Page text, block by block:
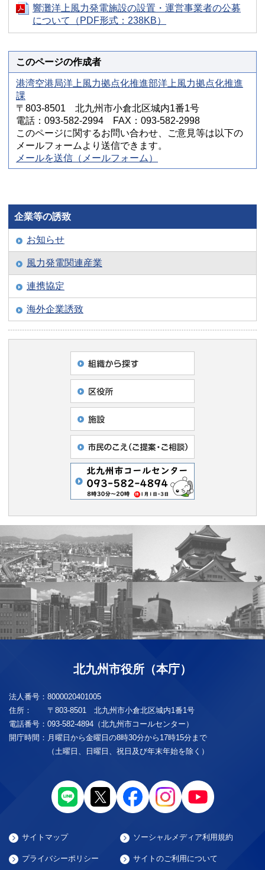
響灘洋上風力発電施設の設置・運営事業者の公募
について（PDF形式：238KB）
このページの作成者
港湾空港局洋上風力拠点化推進部洋上風力拠点化推進
課
〒803-8501 北九州市小倉北区城内1番1号
電話：093-582-2994 FAX：093-582-2998
このページに関するお問い合わせ、ご意見等は以下の
メールフォームより送信できます。
メールを送信（メールフォーム）
企業等の誘致
お知らせ
風力発電関連産業
連携協定
海外企業誘致
北九州市役所（本庁）
法人番号： 8000020401005
住所：
〒803-8501 北九州市小倉北区城内1番1号
電話番号： 093-582-4894（北九州市コールセンター）
開庁時間： 月曜日から金曜日の8時30分から17時15分まで
（土曜日、日曜日、祝日及び年末年始を除く）
サイトマップ ソーシャルメディア利用規約
プライバシーポリシー サイトのご利用について